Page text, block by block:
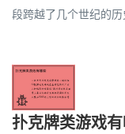
段跨越了几个世纪的历
扑克牌类游戏